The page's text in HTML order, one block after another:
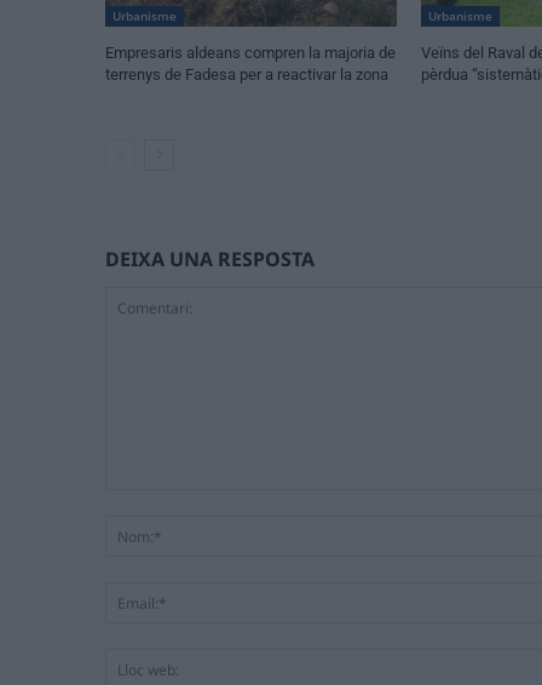
Urbanisme
Empresaris aldeans compren la majoria de
terrenys de Fadesa per a reactivar la zona
Urbanisme
Veïns del Raval
pèrdua
DEIXA UNA RESPOSTA